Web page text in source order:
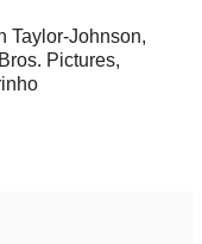
Taylor-Johnson,
Pictures,